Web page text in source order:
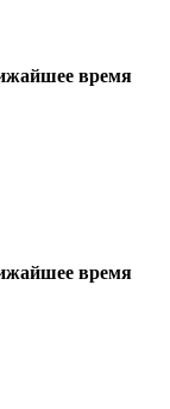
время
время